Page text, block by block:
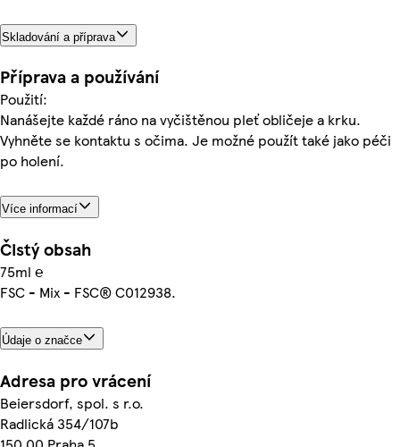
Skladování a příprava
Příprava a používání
Použití:
Nanášejte každé ráno na vyčištěnou pleť obličeje a krku.
Vyhněte se kontaktu s očima. Je možné použít také jako péči
po holení.
Více informací
Čistý obsah
75ml ℮
FSC - Mix - FSC® C012938.
Údaje o značce
Adresa pro vrácení
Beiersdorf, spol. s r.o.
Radlická 354/107b